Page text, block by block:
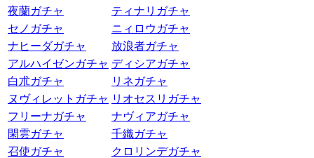
夜蘭ガチャ
ティナリガチャ
セノガチャ
ニィロウガチャ
ナヒーダガチャ
放浪者ガチャ
アルハイゼンガチャ ディシアガチャ
白朮ガチャ
リネガチャ
ヌヴィレットガチャ リオセスリガチャ
フリーナガチャ
ナヴィアガチャ
閑雲ガチャ
千織ガチャ
召使ガチャ
クロリンデガチャ